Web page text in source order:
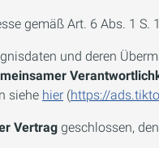
gemäß Art. 6 Abs. 1 S.
und deren
siehe hier (https://
Vertrag geschlossen,